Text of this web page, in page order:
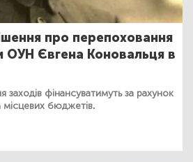
про перепоховання
ОУН Євгена Коновальця в
заходів фінансуватимуть за рахунок
бюджетів.